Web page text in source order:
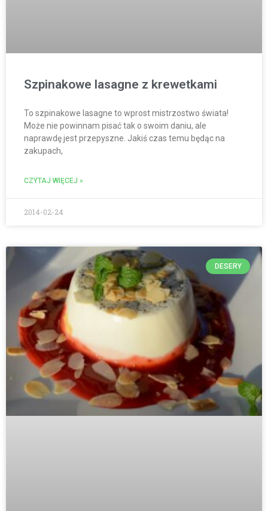
Szpinakowe lasagne z krewetkami
To szpinakowe lasagne to wprost mistrzostwo świata!
Może nie powinnam pisać tak o swoim daniu, ale
naprawdę jest przepyszne. Jakiś czas temu będąc na
zakupach,
CZYTAJ WIĘCEJ »
2014-02-24
DESERY